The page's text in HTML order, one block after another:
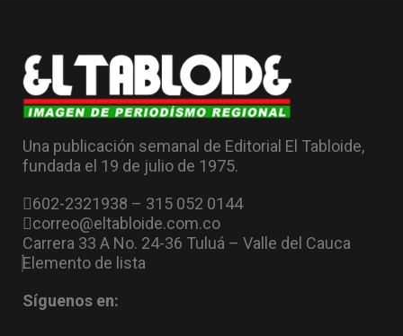
Una publicación semanal de Editorial El Tabloide,
fundada el 19 de julio de 1975.
602-2321938 – 315 052 0144
correo@eltabloide.com.co
Carrera 33 A No. 24-36 Tuluá – Valle del Cauca
Elemento de lista
Síguenos en: